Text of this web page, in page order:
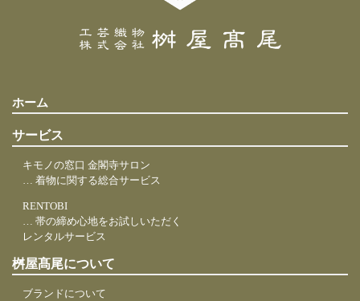
ホーム
サービス
キモノの窓口 金閣寺サロン
… 着物に関する総合サービス
RENTOBI
… 帯の締め心地をお試しいただく
レンタルサービス
桝屋髙尾について
ブランドについて